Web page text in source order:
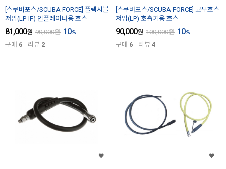
[스쿠버포스/SCUBA FORCE] 플렉시블
저압(LP-IF) 인플레이터용 호스
81,000원 90,000원 10%
구매 6 리뷰 2
[스쿠버포스/SCUBA FORCE] 고무호스
저압(LP) 호흡기용 호스
90,000원 100,000원 10%
구매 6 리뷰 4